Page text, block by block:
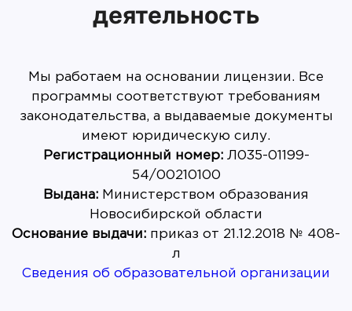
деятельность
Мы работаем на основании лицензии. Все
программы соответствуют требованиям
законодательства, а выдаваемые документы
имеют юридическую силу.
Регистрационный номер:Л035-01199-
Выдана: Министерством образования
Основание выдачи: приказ от 21.12.2018 № 408-
Сведения об образовательной организации